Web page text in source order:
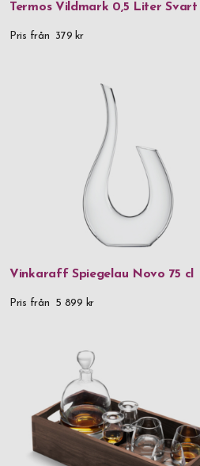
Termos Vildmark 0,5 Liter Svart
Pris från 379 kr
Vinkaraff Spiegelau Novo 75 cl
Pris från 5 899 kr